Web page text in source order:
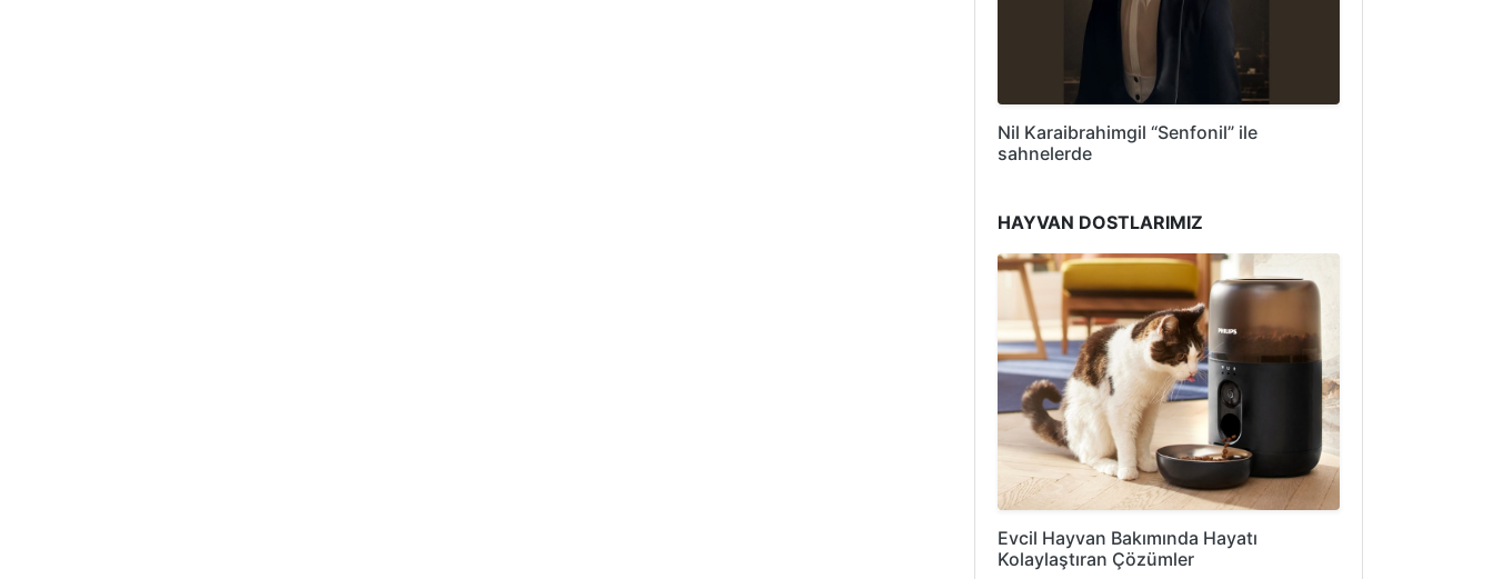
Nil Karaibrahimgil “Senfonil” ile
sahnelerde
HAYVAN DOSTLARIMIZ
Evcil Hayvan Bakımında Hayatı
Kolaylaştıran Çözümler